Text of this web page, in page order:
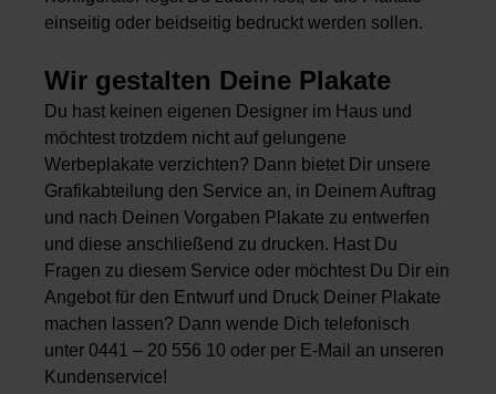
einseitig oder beidseitig bedruckt werden sollen.
Wir gestalten Deine Plakate
Du hast keinen eigenen Designer im Haus und
möchtest trotzdem nicht auf gelungene
Werbeplakate verzichten? Dann bietet Dir unsere
Grafikabteilung den Service an, in Deinem Auftrag
und nach Deinen Vorgaben Plakate zu entwerfen
und diese anschließend zu drucken. Hast Du
Fragen zu diesem Service oder möchtest Du Dir ein
Angebot für den Entwurf und Druck Deiner Plakate
machen lassen? Dann wende Dich telefonisch
unter 0441 – 20 556 10 oder per E-Mail an unseren
Kundenservice!